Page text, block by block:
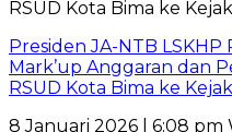
Presiden JA-NTB
Mark’up Anggaran dan
RSUD Kota Bima ke
8 Januari 2026 | 6:08 pm